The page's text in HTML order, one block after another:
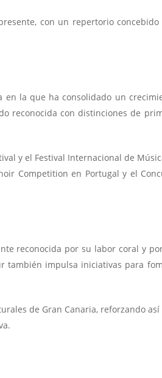
con un repertorio
en la que ha consolidado un
reconocida con distinciones de
y el Festival Internacional de
Competition en Portugal y el
reconocida por su labor coral y
impulsa iniciativas para
de Gran Canaria, reforzando